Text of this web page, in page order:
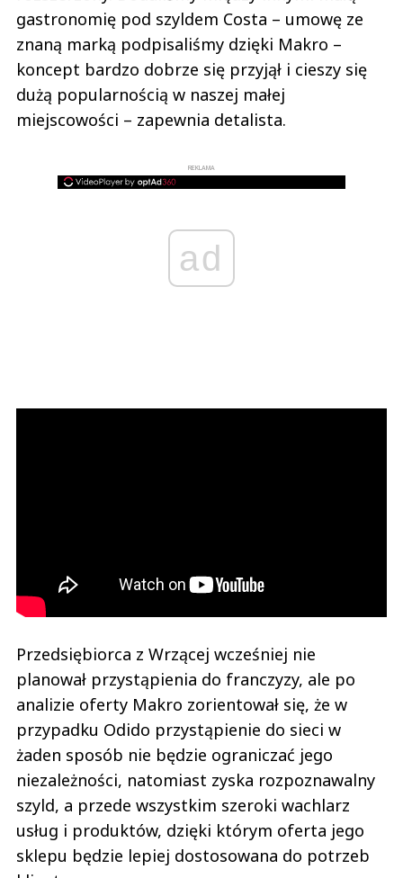
gastronomię pod szyldem Costa – umowę ze
znaną marką podpisaliśmy dzięki Makro –
koncept bardzo dobrze się przyjął i cieszy się
dużą popularnością w naszej małej
miejscowości – zapewnia detalista.
REKLAMA
ad
Przedsiębiorca z Wrzącej wcześniej nie
planował przystąpienia do franczyzy, ale po
analizie oferty Makro zorientował się, że w
przypadku Odido przystąpienie do sieci w
żaden sposób nie będzie ograniczać jego
niezależności, natomiast zyska rozpoznawalny
szyld, a przede wszystkim szeroki wachlarz
usług i produktów, dzięki którym oferta jego
sklepu będzie lepiej dostosowana do potrzeb